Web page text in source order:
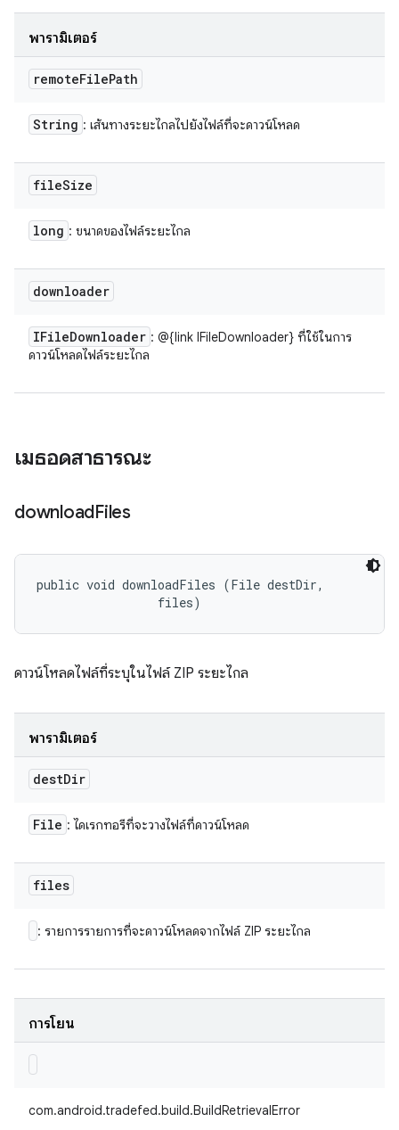
พารามิเตอร์
remoteFilePath
String : เส้นทางระยะไกลไปยังไฟล์ที่จะดาวน์โหลด
fileSize
long : ขนาดของไฟล์ระยะไกล
downloader
IFileDownloader : @{link IFileDownloader} ที่ใช้ในการ
ดาวน์โหลดไฟล์ระยะไกล
เมธอดสาธารณะ
downloadFiles
public void downloadFiles (File destDir,
files)
ดาวน์โหลดไฟล์ที่ระบุในไฟล์ ZIP ระยะไกล
พารามิเตอร์
destDir
File : ไดเรกทอรีที่จะวางไฟล์ที่ดาวน์โหลด
files
: รายการรายการที่จะดาวน์โหลดจากไฟล์ ZIP ระยะไกล
การโยน
com.android.tradefed.build.BuildRetrievalError